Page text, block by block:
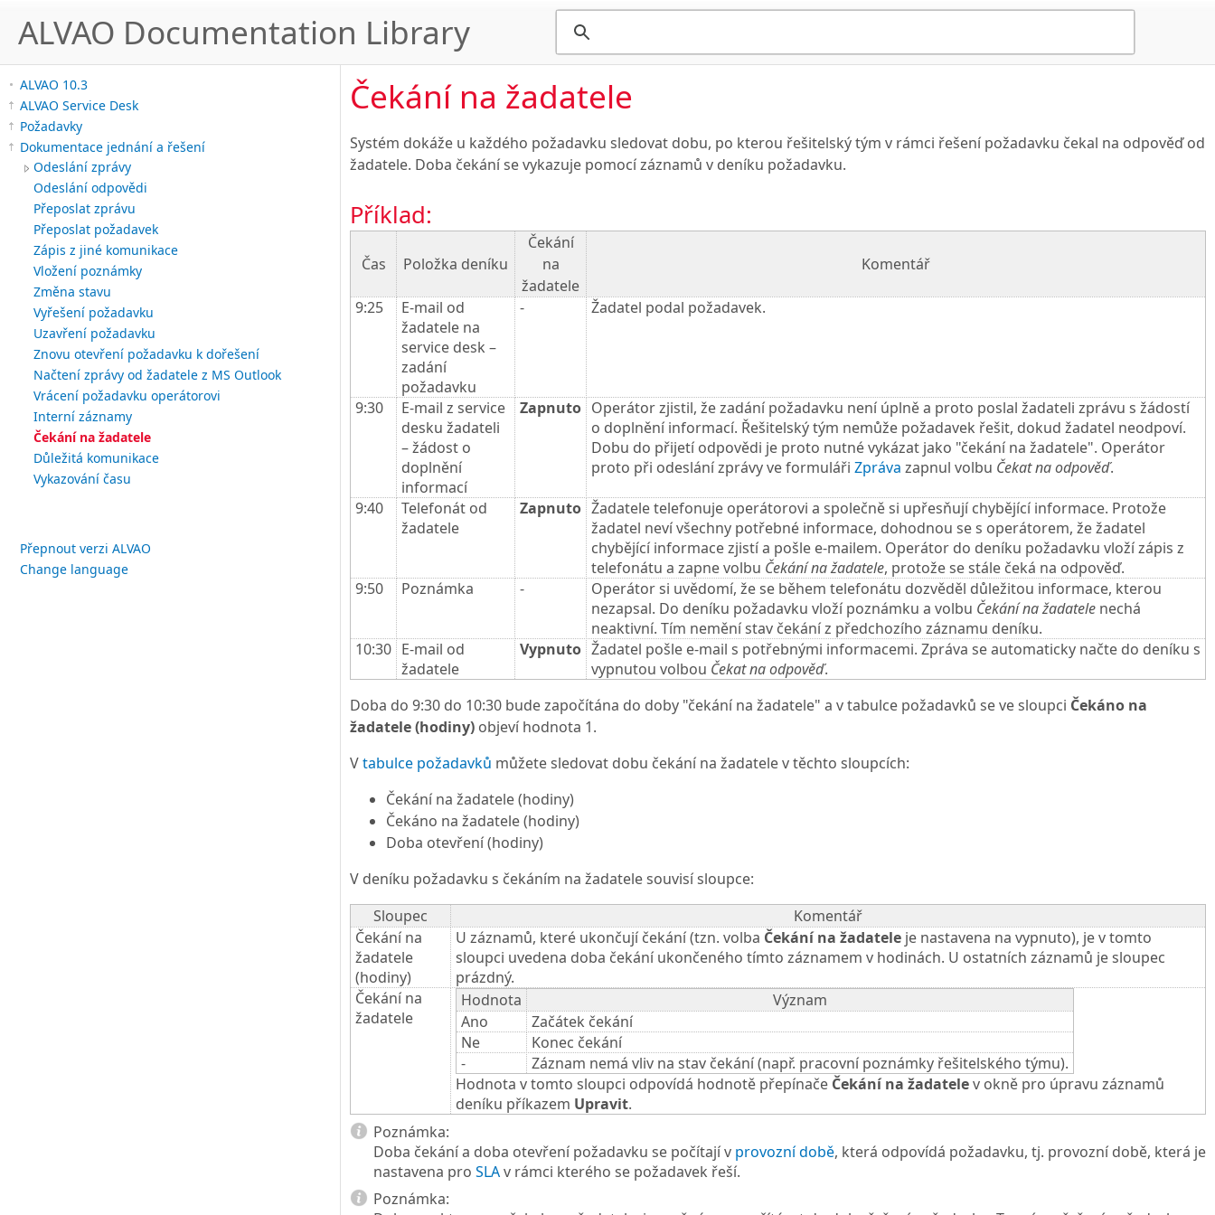
ALVAO Documentation Library
ALVAO 10.3
ALVAO Service Desk
Požadavky
Dokumentace jednání a řešení
Odeslání zprávy
Odeslání odpovědi
Přeposlat zprávu
Přeposlat požadavek
Zápis z jiné komunikace
Vložení poznámky
Změna stavu
Vyřešení požadavku
Uzavření požadavku
Znovu otevření požadavku k dořešení
Načtení zprávy od žadatele z MS Outlook
Vrácení požadavku operátorovi
Interní záznamy
Čekání na žadatele
Důležitá komunikace
Vykazování času
Přepnout verzi ALVAO
Change language
Čekání na žadatele
Systém dokáže u každého požadavku sledovat dobu, po kterou řešitelský tým v rámci řešení požadavku čekal na odpověď od
žadatele. Doba čekání se vykazuje pomocí záznamů v deníku požadavku.
Příklad:
Čas Položka deníku
Čekání
na
žadatele
Komentář
9:25
E-mail od
žadatele na
service desk –
zadání
požadavku
- Žadatel podal požadavek.
9:30
E-mail z service
desku žadateli
– žádost o
doplnění
informací
Zapnuto Operátor zjistil, že zadání požadavku není úplně a proto poslal žadateli zprávu s žádostí
o doplnění informací. Řešitelský tým nemůže požadavek řešit, dokud žadatel neodpoví.
Dobu do přijetí odpovědi je proto nutné vykázat jako "čekání na žadatele". Operátor
proto při odeslání zprávy ve formuláři Zpráva zapnul volbu Čekat na odpověď.
9:40
Telefonát od
žadatele
Zapnuto Žadatele telefonuje operátorovi a společně si upřesňují chybějící informace. Protože
žadatel neví všechny potřebné informace, dohodnou se s operátorem, že žadatel
chybějící informace zjistí a pošle e-mailem. Operátor do deníku požadavku vloží zápis z
telefonátu a zapne volbu Čekání na žadatele, protože se stále čeká na odpověď.
9:50
Poznámka -
Operátor si uvědomí, že se během telefonátu dozvěděl důležitou informace, kterou
nezapsal. Do deníku požadavku vloží poznámku a volbu Čekání na žadatele nechá
neaktivní. Tím nemění stav čekání z předchozího záznamu deníku.
10:30 E-mail od
žadatele
Vypnuto Žadatel pošle e-mail s potřebnými informacemi. Zpráva se automaticky načte do deníku s
vypnutou volbou Čekat na odpověď.
Doba do 9:30 do 10:30 bude započítána do doby "čekání na žadatele" a v tabulce požadavků se ve sloupci Čekáno na
žadatele (hodiny) objeví hodnota 1.
Vtabulce požadavků můžete sledovat dobu čekání na žadatele v těchto sloupcích:
Čekání na žadatele (hodiny)
Čekáno na žadatele (hodiny)
Doba otevření (hodiny)
V deníku požadavku s čekáním na žadatele souvisí sloupce:
Sloupec
Komentář
Čekání na
žadatele
(hodiny)
U záznamů, které ukončují čekání (tzn. volba Čekání na žadatele je nastavena na vypnuto), je v tomto
sloupci uvedena doba čekání ukončeného tímto záznamem v hodinách. U ostatních záznamů je sloupec
prázdný.
Čekání na
žadatele
Hodnota
Význam
Ano
Začátek čekání
Ne
Konec čekání
-
Záznam nemá vliv na stav čekání (např. pracovní poznámky řešitelského týmu).
Hodnota v tomto sloupci odpovídá hodnotě přepínače Čekání na žadatelev okně pro úpravu záznamů
deníku příkazem Upravit.
Poznámka:
Doba čekání a doba otevření požadavku se počítají v provozní době, která odpovídá požadavku, tj. provozní době, která je
nastavena pro SLAv rámci kterého se požadavek řeší.
Poznámka: